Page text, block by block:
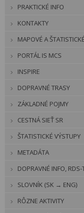
PRAKTICKÉ INFO
KONTAKTY
MAPOVÉ A
PORTÁL IS MCS
INSPIRE
DOPRAVNÉ TRASY
ZÁKLADNÉ POJMY
CESTNÁ SIEŤ SR
ŠTATISTICKÉ VÝSTUPY
METADÁTA
DOPRAVNÉ INFO, RDS-
SLOVNÍK (SK → ENG)
RÔZNE AKTIVITY